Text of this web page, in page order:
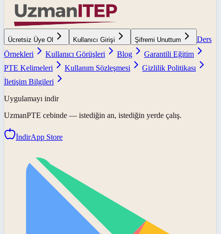
Ücretsiz Üye Ol Kullanıcı Girişi Şifremi Unuttum
Ders
Örnekleri
Kullanıcı Görüşleri Blog
Garantili Eğitim
PTE Kelimeleri
Kullanım Sözleşmesi
Gizlilik Politikası
İletişim Bilgileri
Uygulamayı indir
UzmanPTE cebinde — istediğin an, istediğin yerde çalış.
İndirApp Store